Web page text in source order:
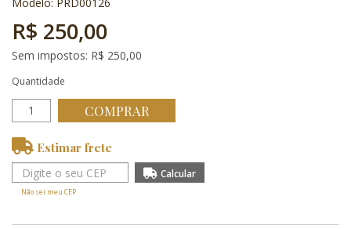
R$ 250,00
Sem impostos: R$ 250,00
Quantidade
COMPRAR
Estimar frete
Não sei meu CEP